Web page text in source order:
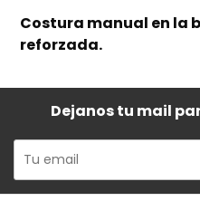
Costura manual en la
reforzada.
Dejanos tu mail